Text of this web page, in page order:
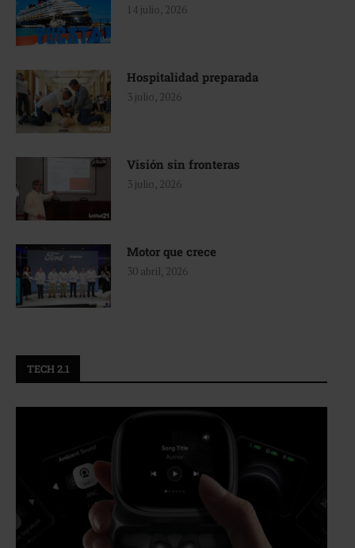
14 julio, 2026
Hospitalidad preparada
3 julio, 2026
Visión sin fronteras
3 julio, 2026
Motor que crece
30 abril, 2026
TECH 2.1